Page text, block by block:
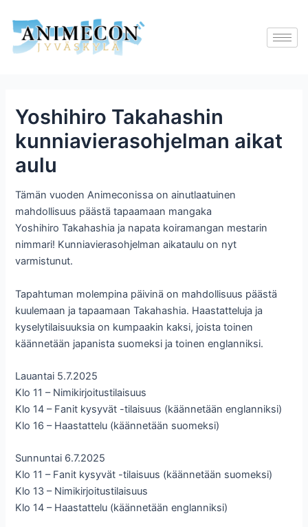
content
Yoshihiro Takahashin
kunniavierasohjelman aikat
aulu
Tämän vuoden Animeconissa on ainutlaatuinen
mahdollisuus päästä tapaamaan mangaka
Yoshihiro Takahashia ja napata koiramangan mestarin
nimmari! Kunniavierasohjelman aikataulu on nyt
varmistunut.
Tapahtuman molempina päivinä on mahdollisuus päästä
kuulemaan ja tapaamaan Takahashia. Haastatteluja ja
kyselytilaisuuksia on kumpaakin kaksi, joista toinen
käännetään japanista suomeksi ja toinen englanniksi.
Lauantai 5.7.2025
Klo 11 – Nimikirjoitustilaisuus
Klo 14 – Fanit kysyvät -tilaisuus (käännetään englanniksi)
Klo 16 – Haastattelu (käännetään suomeksi)
Sunnuntai 6.7.2025
Klo 11 – Fanit kysyvät -tilaisuus (käännetään suomeksi)
Klo 13 – Nimikirjoitustilaisuus
Klo 14 – Haastattelu (käännetään englanniksi)